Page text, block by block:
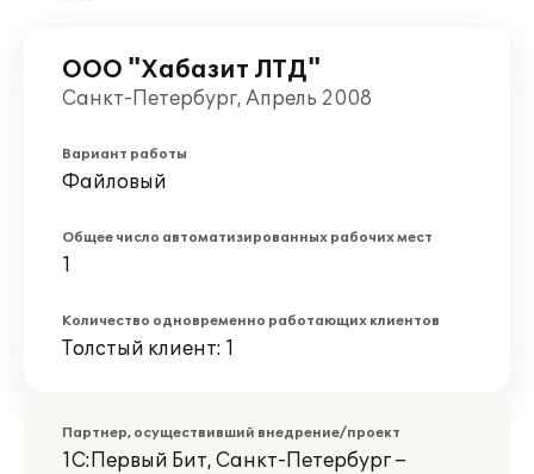
ООО "Хабазит ЛТД"
Санкт-Петербург, Апрель 2008
Вариант работы
Файловый
Общее число автоматизированных рабочих мест
1
Количество одновременно работающих клиентов
Толстый клиент: 1
Партнер, осуществивший внедрение/проект
1С:Первый Бит, Санкт-Петербург –